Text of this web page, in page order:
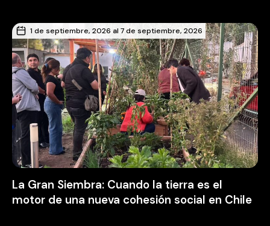
1 de septiembre, 2026 al 7 de septiembre, 2026
La Gran Siembra: Cuando la tierra es el
motor de una nueva cohesión social en Chile